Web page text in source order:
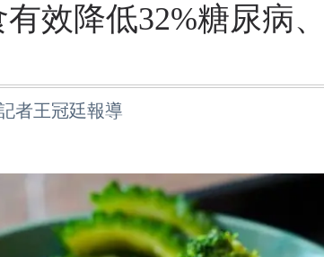
效降低32%糖尿病
者王冠廷報導